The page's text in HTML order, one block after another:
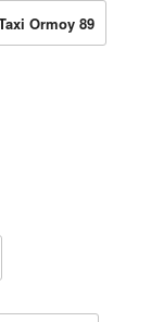
Ormoy 89